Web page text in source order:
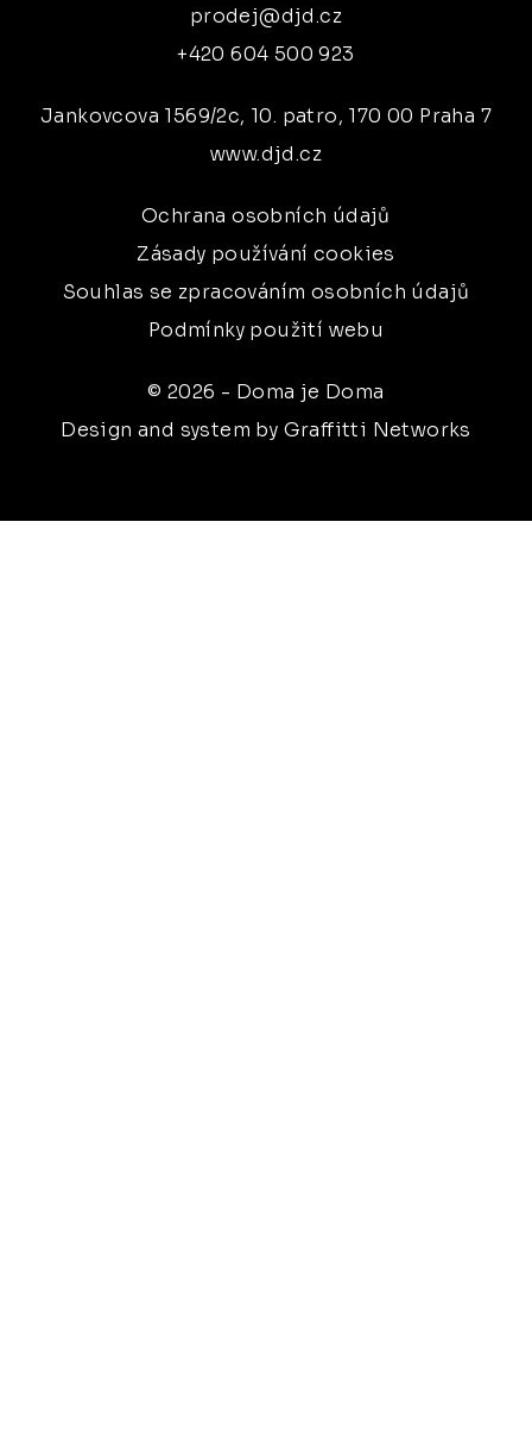
prodej@djd.cz
+420 604 500 923
Jankovcova 1569/2c, 10. patro, 170 00 Praha 7
www.djd.cz
Ochrana osobních údajů
Zásady používání cookies
Souhlas se zpracováním osobních údajů
Podmínky použití webu
© 2026 - Doma je Doma
Design and system by Graffitti Networks